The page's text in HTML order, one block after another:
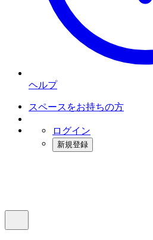
ヘルプ
スペースをお持ちの方
ログイン
新規登録